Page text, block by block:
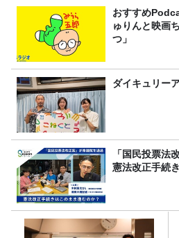
おすすめ
ゅりんと映画
つ」
ダイキュリー
「国民投票法
憲法改正手続